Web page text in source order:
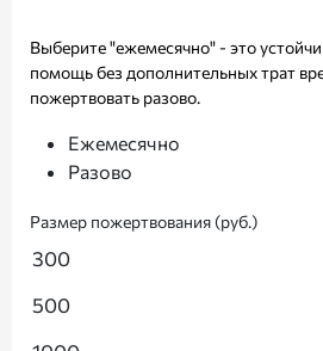
Выберите "ежемесячно" - это
помощь без дополнительных трат
пожертвовать разово.
Ежемесячно
Разово
Размер пожертвования (руб.)
300
500